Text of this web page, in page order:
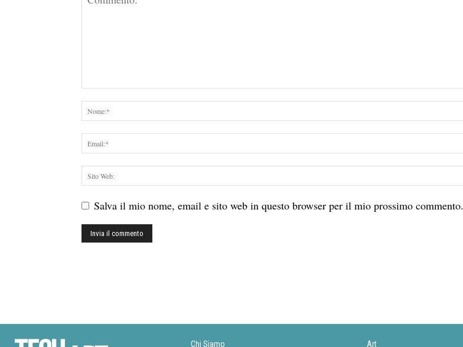
Salva il mio nome, email e sito web in questo browser per il mio prossimo commento.
Chi Siamo Art